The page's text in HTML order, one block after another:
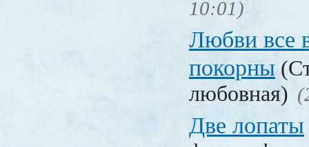
10:01)
Любви все
покорны
любовная)
Две лопаты